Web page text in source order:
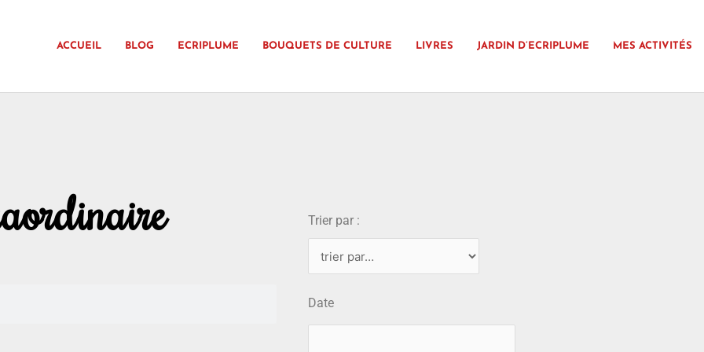
ACCUEIL BLOG ECRIPLUME BOUQUETS DE CULTURE LIVRES JARDIN D’ECRIPLUME MES ACTIVITÉS
Trier par :
Date